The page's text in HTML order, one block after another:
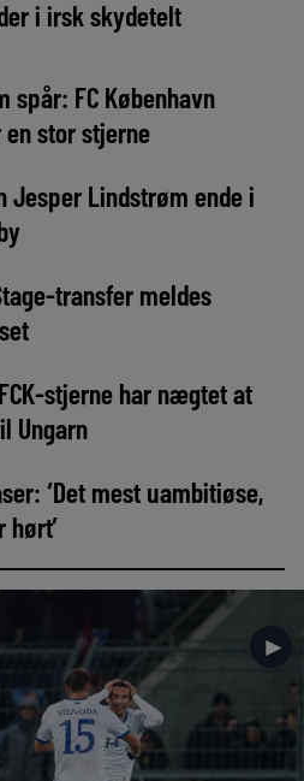
i irsk skydetelt
spår: FC København
en stor stjerne
Jesper Lindstrøm ende i
transfer meldes
stjerne har nægtet at
Ungarn
‘Det mest uambitiøse,
hørt’
►